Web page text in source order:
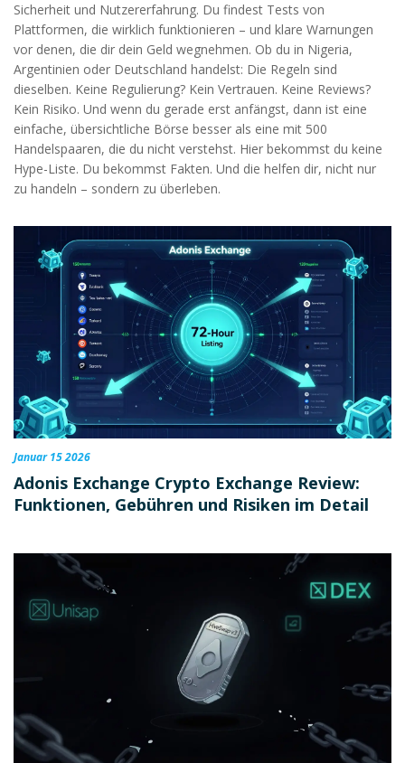
Sicherheit und Nutzererfahrung. Du findest Tests von
Plattformen, die wirklich funktionieren – und klare Warnungen
vor denen, die dir dein Geld wegnehmen. Ob du in Nigeria,
Argentinien oder Deutschland handelst: Die Regeln sind
dieselben. Keine Regulierung? Kein Vertrauen. Keine Reviews?
Kein Risiko. Und wenn du gerade erst anfängst, dann ist eine
einfache, übersichtliche Börse besser als eine mit 500
Handelspaaren, die du nicht verstehst. Hier bekommst du keine
Hype-Liste. Du bekommst Fakten. Und die helfen dir, nicht nur
zu handeln – sondern zu überleben.
Januar 15 2026
Adonis Exchange Crypto Exchange Review:
Funktionen, Gebühren und Risiken im Detail